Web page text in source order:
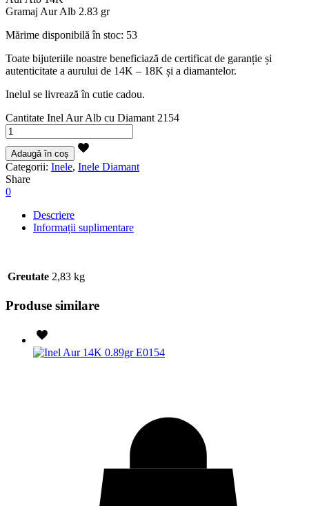
Gramaj Aur Alb 2.83 gr
Mărime disponibilă în stoc: 53
Toate bijuteriile noastre beneficiază de certificat de garanție și
autenticitate a aurului de 14K – 18K și a diamantelor.
Inelul se livrează în cutie cadou.
Cantitate Inel Aur Alb cu Diamant 2154
Adaugă în coș
Categorii: Inele, Inele Diamant
Share
0
Descriere
Informații suplimentare
Greutate 2,83 kg
Produse similare